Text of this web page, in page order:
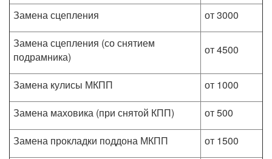
Замена сцепления
от 3000
Замена сцепления (со снятием
подрамника)
от 4500
Замена кулисы МКПП
от 1000
Замена маховика (при снятой КПП)
от 500
Замена прокладки поддона МКПП
от 1500